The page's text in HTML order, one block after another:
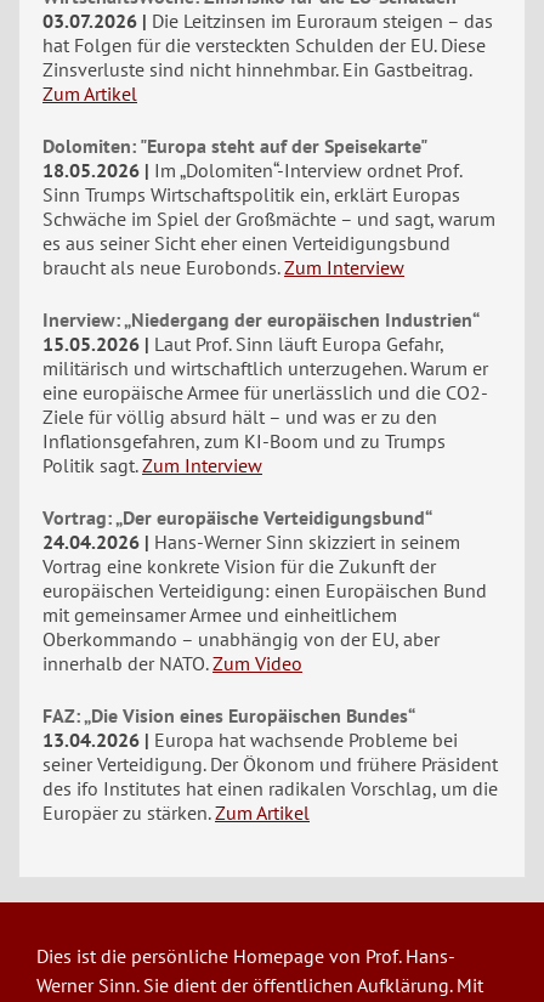
03.07.2026
Die Leitzinsen im Euroraum steigen – das
hat Folgen für die versteckten Schulden der EU. Diese
Zinsverluste sind nicht hinnehmbar. Ein Gastbeitrag.
Zum Artikel
Dolomiten: "Europa steht auf der Speisekarte"
18.05.2026
Im „Dolomiten“-Interview ordnet Prof.
Sinn Trumps Wirtschaftspolitik ein, erklärt Europas
Schwäche im Spiel der Großmächte – und sagt, warum
es aus seiner Sicht eher einen Verteidigungsbund
braucht als neue Eurobonds. Zum Interview
Inerview: „Niedergang der europäischen Industrien“
15.05.2026
Laut Prof. Sinn läuft Europa Gefahr,
militärisch und wirtschaftlich unterzugehen. Warum er
eine europäische Armee für unerlässlich und die CO2-
Ziele für völlig absurd hält – und was er zu den
Inflationsgefahren, zum KI-Boom und zu Trumps
Politik sagt. Zum Interview
Vortrag: „Der europäische Verteidigungsbund“
24.04.2026
Hans-Werner Sinn skizziert in seinem
Vortrag eine konkrete Vision für die Zukunft der
europäischen Verteidigung: einen Europäischen Bund
mit gemeinsamer Armee und einheitlichem
Oberkommando – unabhängig von der EU, aber
innerhalb der NATO. Zum Video
FAZ: „Die Vision eines Europäischen Bundes“
13.04.2026
Europa hat wachsende Probleme bei
seiner Verteidigung. Der Ökonom und frühere Präsident
des ifo Institutes hat einen radikalen Vorschlag, um die
Europäer zu stärken. Zum Artikel
Dies ist die persönliche Homepage von Prof. Hans-
Werner Sinn. Sie dient der öffentlichen Aufklärung. Mit